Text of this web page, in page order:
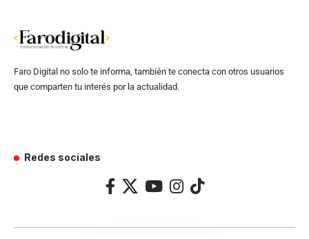
Faro Digital no solo te informa, también te conecta con otros usuarios
que comparten tu interés por la actualidad.
Redes sociales